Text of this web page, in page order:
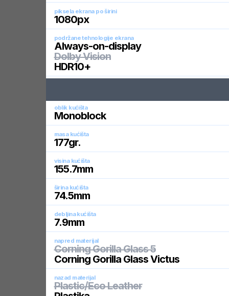
piksela ekrana po širini
1080px
podržane tehnologije ekrana
Always-on-display
Dolby Vision
HDR10+
oblik kućišta
Monoblock
masa kućišta
177gr.
visina kućišta
155.7mm
širina kućišta
74.5mm
debljina kućišta
7.9mm
napred materijal
Corning Gorilla Glass 5
Corning Gorilla Glass Victus
nazad materijal
Plastic/Eco Leather